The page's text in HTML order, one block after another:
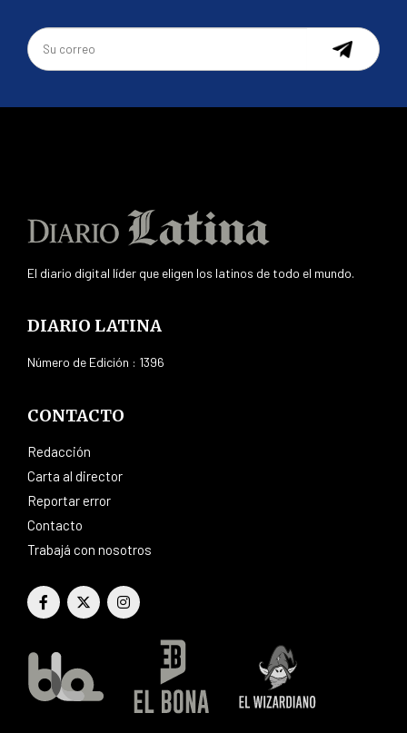
El diario digital líder que eligen los latinos de todo el mundo.
DIARIO LATINA
Número de Edición : 1396
CONTACTO
Redacción
Carta al director
Reportar error
Contacto
Trabajá con nosotros